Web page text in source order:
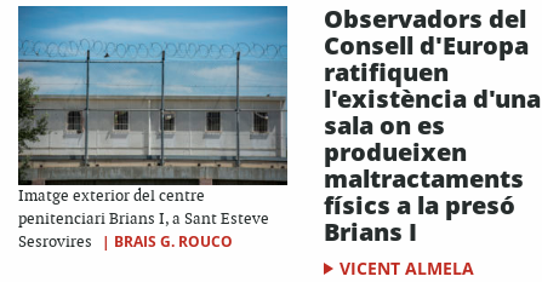
Imatge exterior del centre
penitenciari Brians I, a Sant Esteve
Sesrovires
| BRAIS G. ROUCO
Observadors del
Consell d'Europa
ratifiquen
l'existència d'una
sala on es
produeixen
maltractaments
físics a la presó
Brians I
VICENT ALMELA